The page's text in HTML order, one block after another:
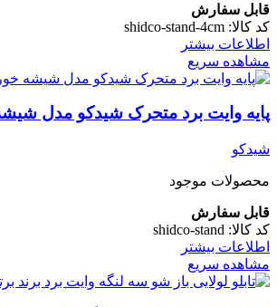
قابل سفارش
کد کالا: shidco-stand-4cm
اطلاعات بیشتر
مشاهده سریع
پایه وایت برد متحرک شیدکو مدل
شیدکو
محصولات موجود
قابل سفارش
کد کالا: shidco-stand
اطلاعات بیشتر
مشاهده سریع